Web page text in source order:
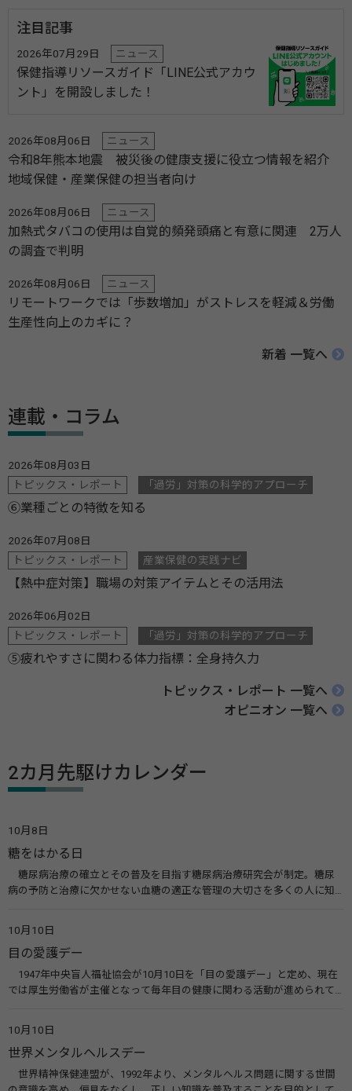
注目記事
2026年07月29日 ニュース
保健指導リソースガイド「LINE公式アカウ
ント」を開設しました！
2026年08月06日 ニュース
令和8年熊本地震 被災後の健康支援に役立つ情報を紹介
地域保健・産業保健の担当者向け
2026年08月06日 ニュース
加熱式タバコの使用は自覚的頻発頭痛と有意に関連 2万人
の調査で判明
2026年08月06日 ニュース
リモートワークでは「歩数増加」がストレスを軽減＆労働
生産性向上のカギに？
新着 一覧へ
連載・コラム
2026年08月03日
トピックス・レポート
「過労」対策の科学的アプローチ
⑥業種ごとの特徴を知る
2026年07月08日
トピックス・レポート
産業保健の実践ナビ
【熱中症対策】職場の対策アイテムとその活用法
2026年06月02日
トピックス・レポート
「過労」対策の科学的アプローチ
⑤疲れやすさに関わる体力指標：全身持久力
トピックス・レポート 一覧へ
オピニオン 一覧へ
2カ月先駆けカレンダー
10月8日
糖をはかる日
糖尿病治療の確立とその普及を目指す糖尿病治療研究会が制定。糖尿
病の予防と治療に欠かせない血糖の適正な管理の大切さを多くの人に知
療研究会） 糖尿病ネットワーク
10月10日
目の愛護デー
1947年中央盲人福祉協会が10月10日を「目の愛護デー」と定め、現在
では厚生労働省が主催となって毎年目の健康に関わる活動が進められて
会）
10月10日
世界メンタルヘルスデー
世界精神保健連盟が、1992年より、メンタルヘルス問題に関する世間